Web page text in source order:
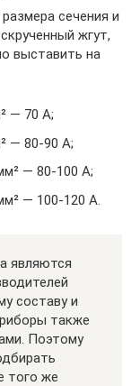
сечения и
жгут,
выставить на
— 70 А;
— 80-90 А;
— 80-100 А;
— 100-120 А.
являются
составу и
также
Поэтому
того же